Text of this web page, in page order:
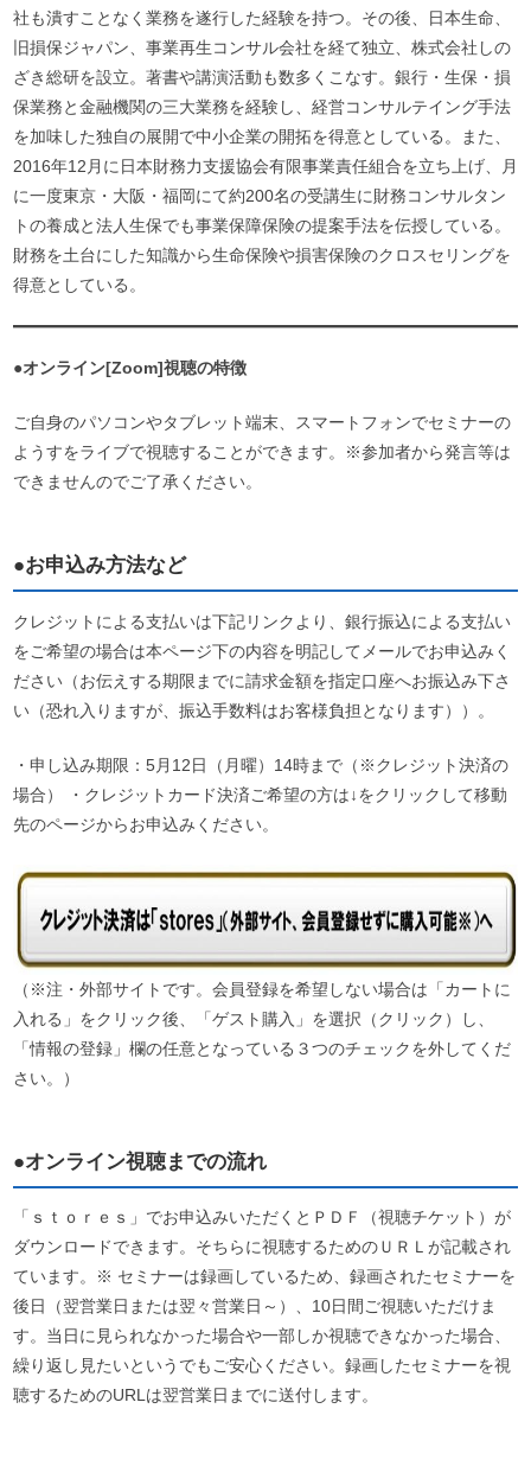
社も潰すことなく業務を遂行した経験を持つ。その後、日本生命、
旧損保ジャパン、事業再生コンサル会社を経て独立、株式会社しの
ざき総研を設立。著書や講演活動も数多くこなす。銀行・生保・損
保業務と金融機関の三大業務を経験し、経営コンサルテイング手法
を加味した独自の展開で中小企業の開拓を得意としている。また、
2016年12月に日本財務力支援協会有限事業責任組合を立ち上げ、月
に一度東京・大阪・福岡にて約200名の受講生に財務コンサルタン
トの養成と法人生保でも事業保障保険の提案手法を伝授している。
財務を土台にした知識から生命保険や損害保険のクロスセリングを
得意としている。
●オンライン[Zoom]視聴の特徴
ご自身のパソコンやタブレット端末、スマートフォンでセミナーの
ようすをライブで視聴することができます。※参加者から発言等は
できませんのでご了承ください。
●お申込み方法など
クレジットによる支払いは下記リンクより、銀行振込による支払い
をご希望の場合は本ページ下の内容を明記してメールでお申込みく
ださい（お伝えする期限までに請求金額を指定口座へお振込み下さ
い（恐れ入りますが、振込手数料はお客様負担となります））。
・申し込み期限：5月12日（月曜）14時まで（※クレジット決済の
場合） ・クレジットカード決済ご希望の方は↓をクリックして移動
先のページからお申込みください。
（※注・外部サイトです。会員登録を希望しない場合は「カートに
入れる」をクリック後、「ゲスト購入」を選択（クリック）し、
「情報の登録」欄の任意となっている３つのチェックを外してくだ
さい。）
●オンライン視聴までの流れ
「ｓｔｏｒｅｓ」でお申込みいただくとＰＤＦ（視聴チケット）が
ダウンロードできます。そちらに視聴するためのＵＲＬが記載され
ています。※ セミナーは録画しているため、録画されたセミナーを
後日（翌営業日または翌々営業日～）、10日間ご視聴いただけま
す。当日に見られなかった場合や一部しか視聴できなかった場合、
繰り返し見たいというでもご安心ください。録画したセミナーを視
聴するためのURLは翌営業日までに送付します。